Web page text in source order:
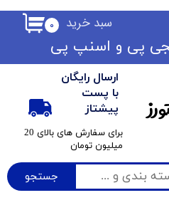
جستجو
ارسال رایگان
با پست
پیشتاز
​برای سفارش های بالای 20
میلیون تومان
۰ سبد خرید
پی ​​​​​​​و اسنپ پی